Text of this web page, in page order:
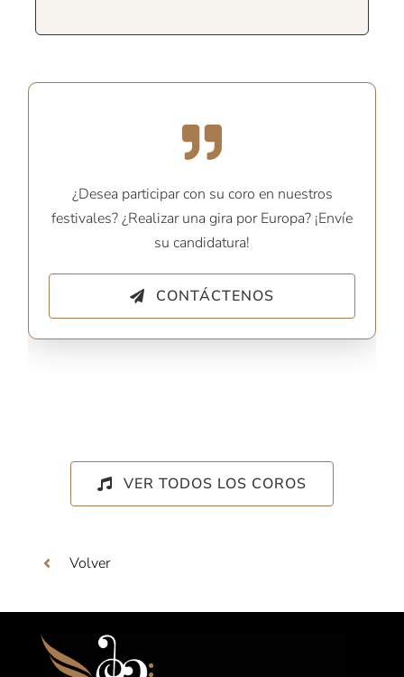
¿Desea participar con su coro en nuestros
festivales? ¿Realizar una gira por Europa? ¡Envíe
su candidatura!
CONTÁCTENOS
VER TODOS LOS COROS
Volver